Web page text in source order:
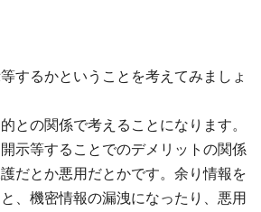
するかということを考えてみましょ
との関係で考えることになります。
示等することでのデメリットの関係
だとか悪用だとかです。余り情報を
、機密情報の漏洩になったり、悪用